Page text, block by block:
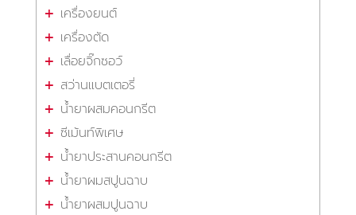
เครื่องยนต์
เครื่องตัด
เลื่อยจิ๊กซอว์
สว่านแบตเตอรี่
น้ำยาผสมคอนกรีต
ซีเม้นท์พิเศษ
น้ำยาประสานคอนกรีต
น้ำยาผมสปูนฉาบ
น้ำยาผสมปูนฉาบ